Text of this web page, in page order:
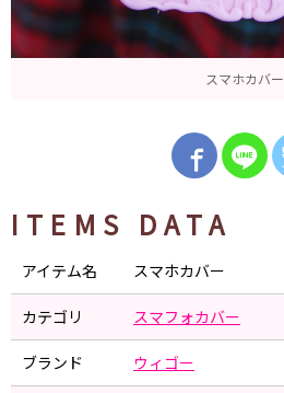
スマホカバー
ITEMS DATA
アイテム名 スマホカバー
カテゴリ スマフォカバー
ブランド ウィゴー